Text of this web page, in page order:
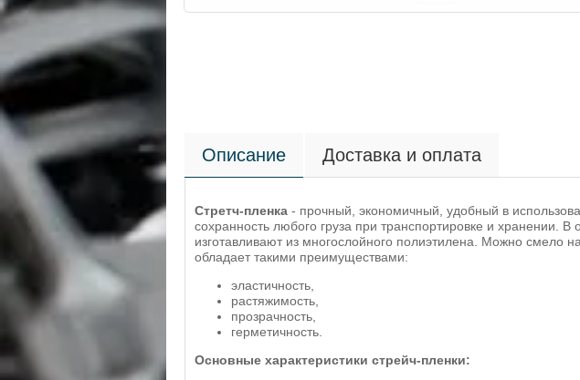
Описание Доставка и оплата
Стретч-пленка - прочный, экономичный, удобный в
сохранность любого груза при транспортировке и хранении.
изготавливают из многослойного полиэтилена. Можно смело
обладает такими преимуществами:
эластичность,
растяжимость,
прозрачность,
герметичность.
Основные характеристики стрейч-пленки: